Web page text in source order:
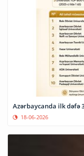
Azərbaycanda ilk dəfə
18-06-2026